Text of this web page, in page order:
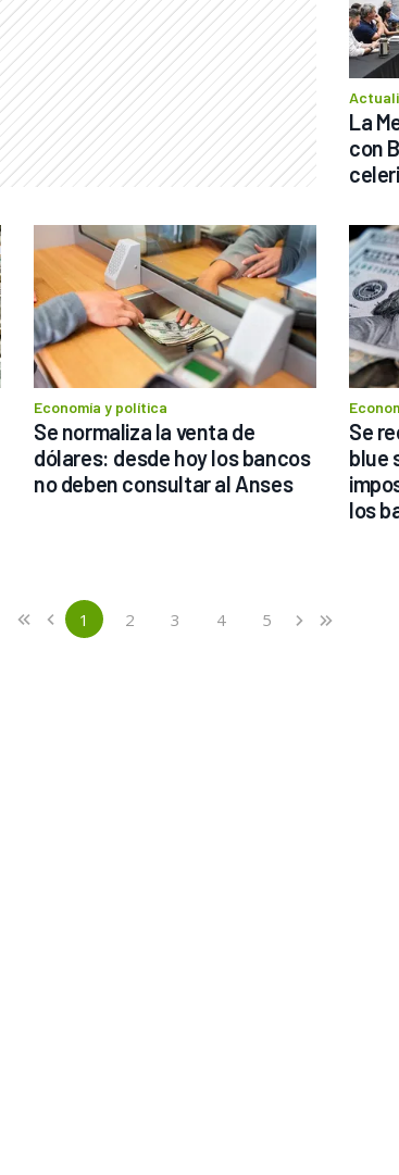
La
con
Economía y política
Se normaliza la venta de
dólares: desde hoy los bancos
no deben consultar al Anses
Se
blue
los
«
First ‹
Previous 1(current)
2 3 4 5 ›
Next
»
Last